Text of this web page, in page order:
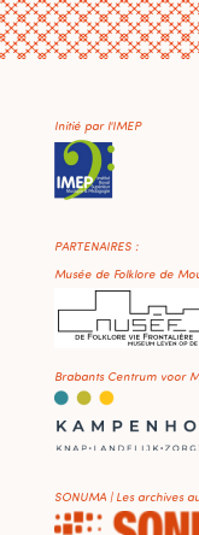
Initié par l'IMEP
PARTENAIRES :
Musée de Folklore de
Brabants Centrum voor
SONUMA | Les archives